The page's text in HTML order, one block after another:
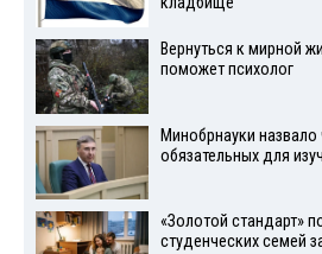
Вернуться к мирной
поможет психолог
Минобрнауки
обязательных для
«Золотой стандарт»
студенческих семей